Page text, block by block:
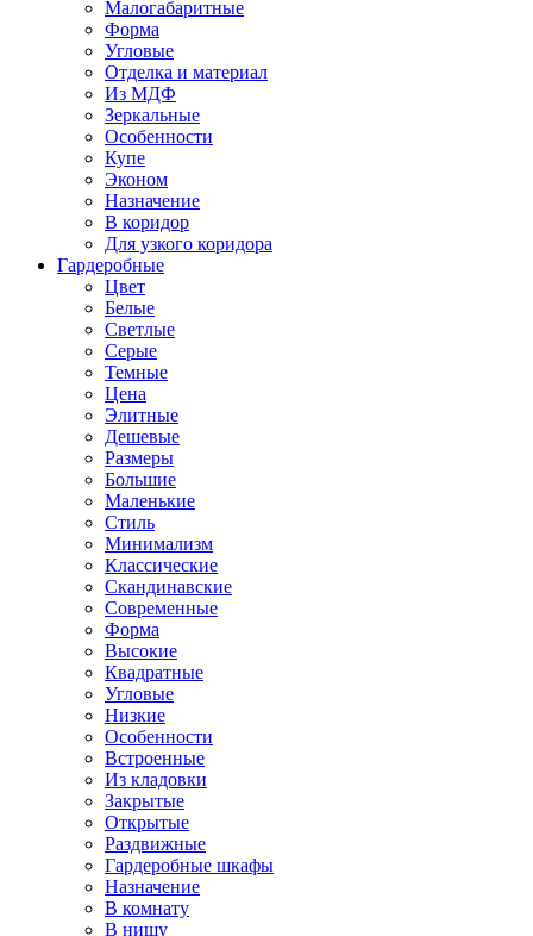
Малогабаритные
Форма
Угловые
Отделка и материал
Из МДФ
Зеркальные
Особенности
Купе
Эконом
Назначение
В коридор
Для узкого коридора
Гардеробные
Цвет
Белые
Светлые
Серые
Темные
Цена
Элитные
Дешевые
Размеры
Большие
Маленькие
Стиль
Минимализм
Классические
Скандинавские
Современные
Форма
Высокие
Квадратные
Угловые
Низкие
Особенности
Встроенные
Из кладовки
Закрытые
Открытые
Раздвижные
Гардеробные шкафы
Назначение
В комнату
В нишу